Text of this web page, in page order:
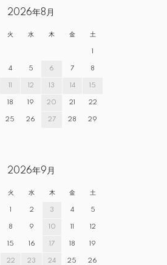
2026年8月
火 水 木 金 土
1
4 5 6 7 8
11 12 13 14 15
18 19 20 21 22
25 26 27 28 29
2026年9月
火 水 木 金 土
1 2 3 4 5
8 9 10 11 12
15 16 17 18 19
22 23 24 25 26